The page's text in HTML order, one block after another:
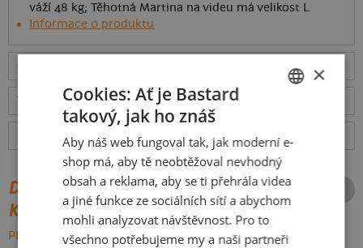
váží 48 kg; Těhotná Martina na videu má velikost L
Informace o produktu
Tabulka velikostí: Jakou vybrat?
Hodnocení: recenzí)
DALŠÍ POTISKY ZE STEJNÉ
KATEGORIE
PROCHÁZET VŠE:
SLOVAK
×
Cookies: Ať je Bastard
takový, jak ho znáš
Aby náš web fungoval tak, jak moderní e-
shop má, aby tě neobtěžoval nevhodný
obsah a reklama, aby se ti přehrála videa
a jiné funkce ze sociálních sítí a abychom
mohli analyzovat návštěvnost. Pro to
všechno potřebujeme my a naši partneři